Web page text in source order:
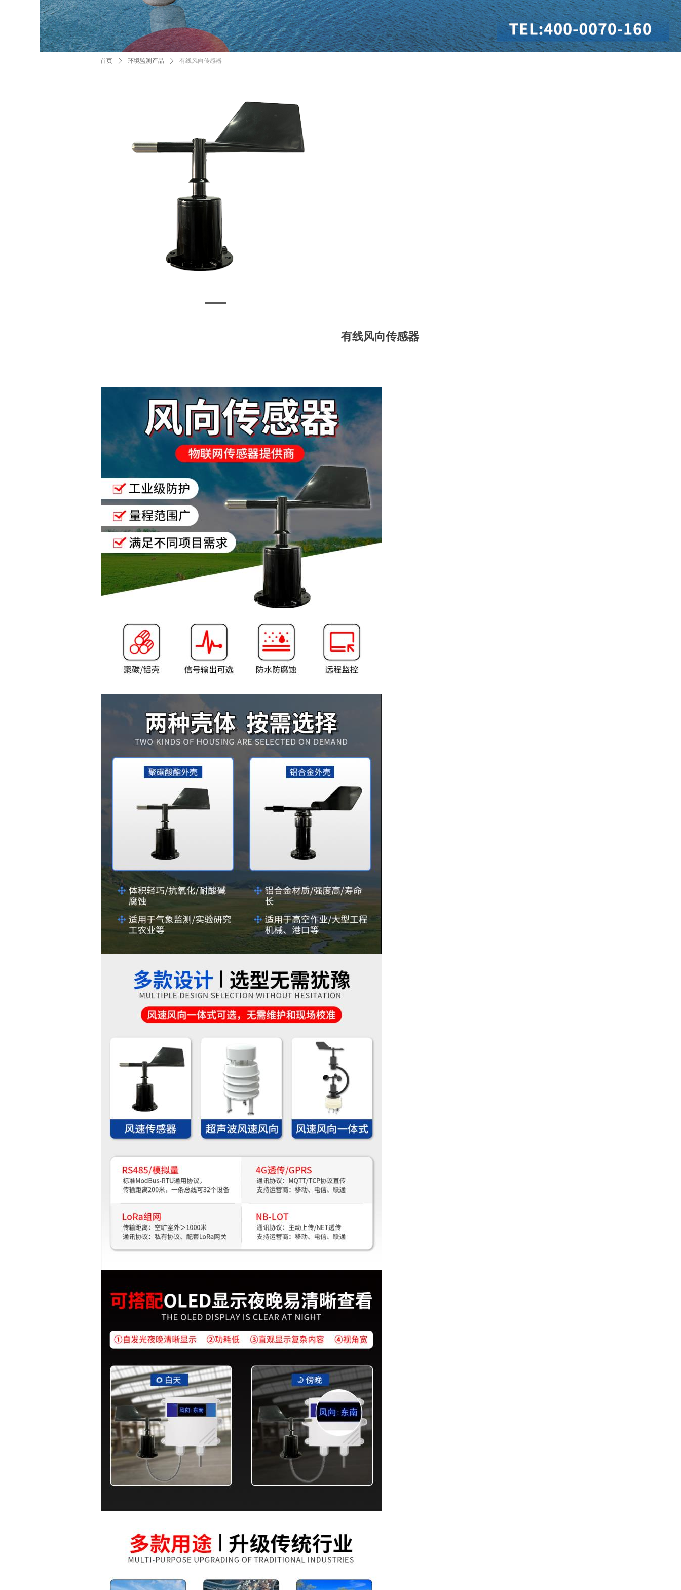
首页 ꄲ 环境监测产品 ꄲ 有线风向传感器
有线风向传感器